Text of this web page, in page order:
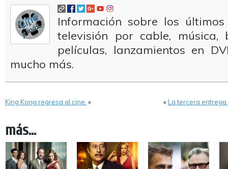
Información sobre los
televisión por cable, música,
películas, lanzamientos en
mucho más.
King Kong regresa al cine. » «La tercera entrega
más...